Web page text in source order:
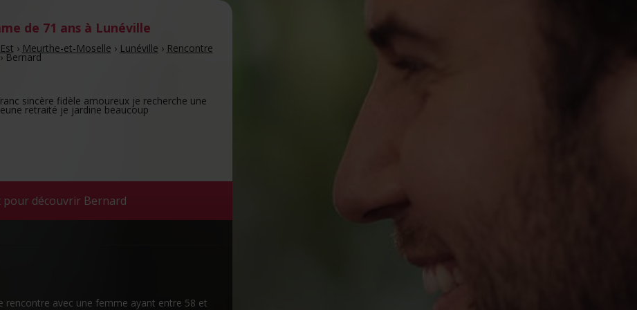
de 71 ansà Lunéville
› Meurthe-et-Moselle › Lunéville › Rencontre
Bernard
sincère fidèle amoureux je recherche une
retraité je jardine beaucoup
découvrir Bernard
rencontre avec une femme ayant entre 58 et